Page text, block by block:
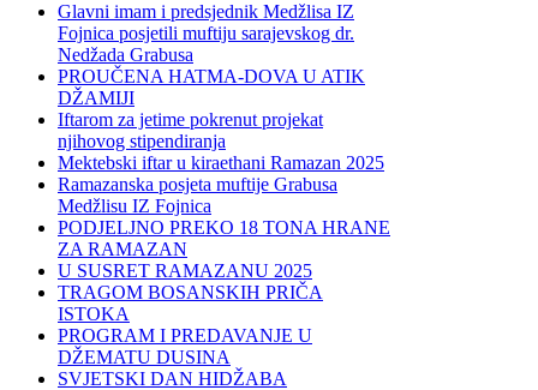
Glavni imam i predsjednik Medžlisa IZ
Fojnica posjetili muftiju sarajevskog dr.
Nedžada Grabusa
PROUČENA HATMA-DOVA U ATIK
DŽAMIJI
Iftarom za jetime pokrenut projekat
njihovog stipendiranja
Mektebski iftar u kiraethani Ramazan 2025
Ramazanska posjeta muftije Grabusa
Medžlisu IZ Fojnica
PODJELJNO PREKO 18 TONA HRANE
ZA RAMAZAN
U SUSRET RAMAZANU 2025
TRAGOM BOSANSKIH PRIČA
ISTOKA
PROGRAM I PREDAVANJE U
DŽEMATU DUSINA
SVJETSKI DAN HIDŽABA